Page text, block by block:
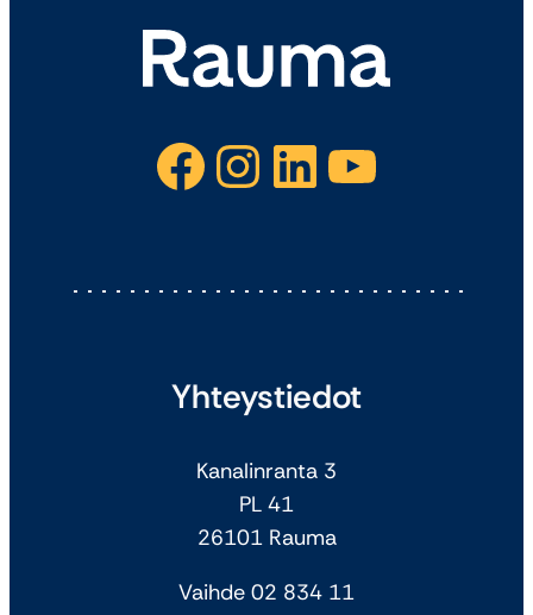
Facebook Instagram LinkedIn YouTube
Yhteystiedot
Kanalinranta 3
PL 41
26101 Rauma
Vaihde 02 834 11